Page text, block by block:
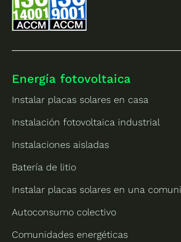
Energía fotovoltaica
Instalar placas solares en casa
Instalación fotovoltaica industrial
Instalaciones aisladas
Batería de litio
Instalar placas solares en una
Autoconsumo colectivo
Comunidades energéticas